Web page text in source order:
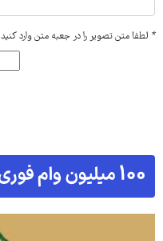
* لطفا متن تصویر را در جعبه متن وارد کنید